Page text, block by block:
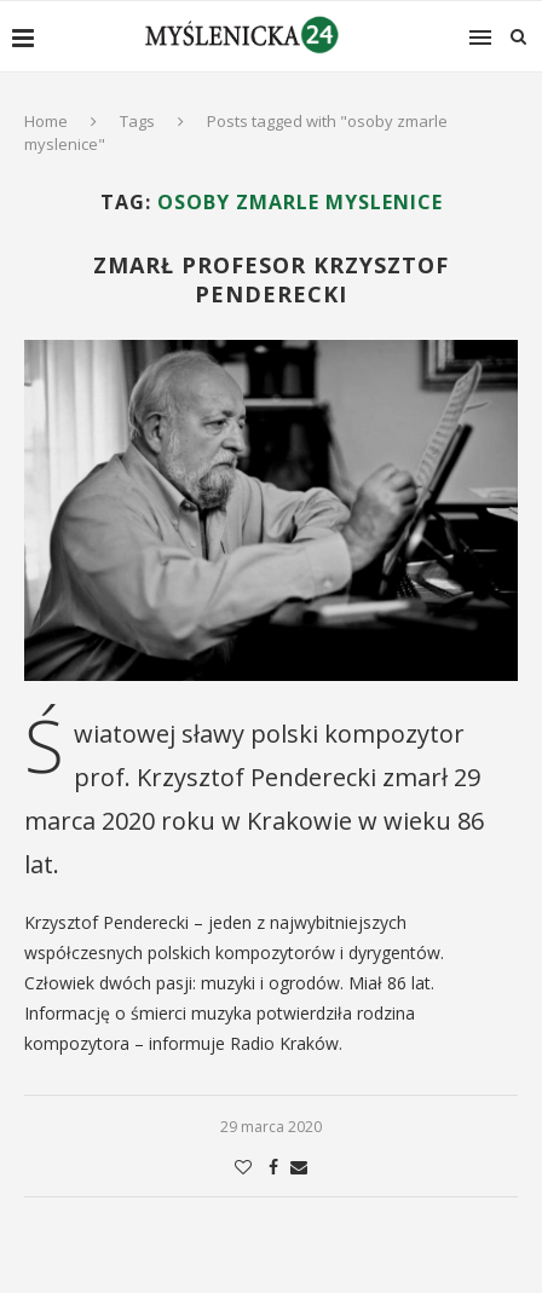
Home Tags
Posts tagged with "osoby zmarle
myslenice"
TAG: OSOBY ZMARLE MYSLENICE
ZMARŁ PROFESOR KRZYSZTOF
PENDERECKI
Ś wiatowej sławy polski kompozytor
prof. Krzysztof Penderecki zmarł 29
marca 2020 roku w Krakowie w wieku 86
lat.
Krzysztof Penderecki – jeden z najwybitniejszych
współczesnych polskich kompozytorów i dyrygentów.
Człowiek dwóch pasji: muzyki i ogrodów. Miał 86 lat.
Informację o śmierci muzyka potwierdziła rodzina
kompozytora – informuje Radio Kraków.
29 marca 2020